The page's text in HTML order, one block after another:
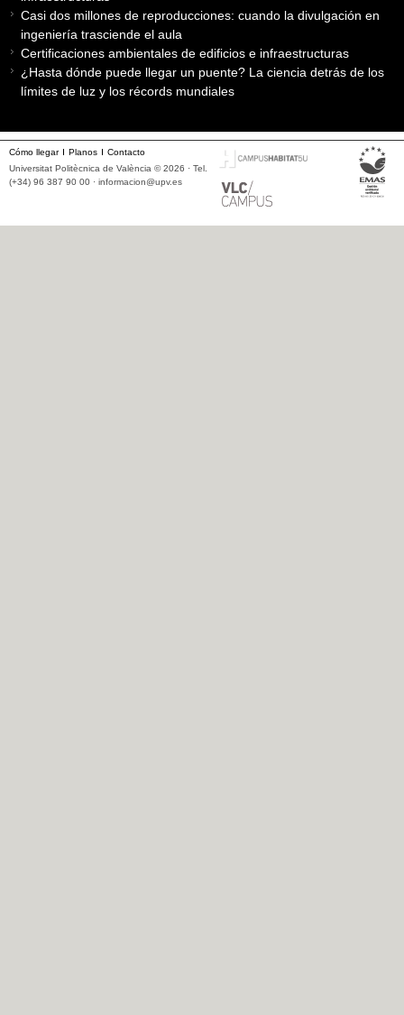
Casi dos millones de reproducciones: cuando la divulgación en
ingeniería trasciende el aula
Certificaciones ambientales de edificios e infraestructuras
¿Hasta dónde puede llegar un puente? La ciencia detrás de los
límites de luz y los récords mundiales
Cómo llegar Planos
Contacto
Universitat Politècnica de València © 2026 · Tel.
(+34) 96 387 90 00 · informacion@upv.es